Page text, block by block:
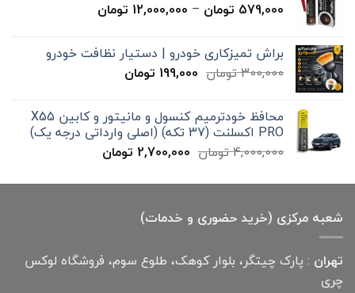
20,000 تومان
579,000 تومان –
12,000,000 تومان
تا
براش تمیزکاری خودرو | دستیار نظافت خودرو
300,000تومان قیمت
بود.
199,000 تومانقیمت
199,000 تومان
است. محافظ خودترمیم کنسول و مانیتور و کابین X55
PRO اکسلنت (37 تکه) (اصلی وارداتی درجه یک)
4,000,000تومان قیمت
4,000,000 تومان
2,700,000 تومانقیمت
2,700,000 تومان
شعبه مرکزی (خرید حضوری و خدمات)
تهران : پارک چیتگر، بلوار کوهک، طلوع سوم، فروشگاه لوکس
چری